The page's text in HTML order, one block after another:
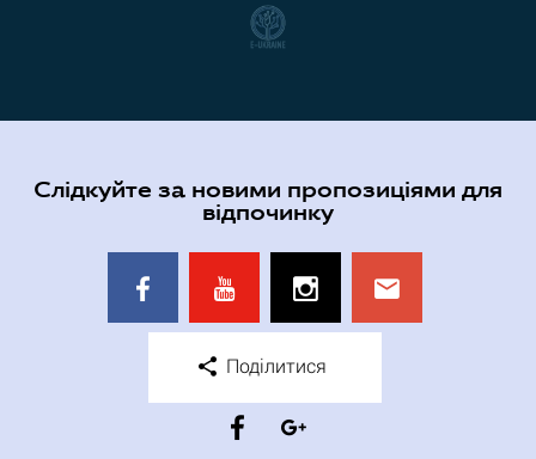
Слідкуйте за новими пропозиціями для
відпочинку
Поділитися